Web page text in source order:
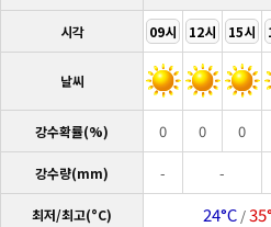
시각 09시 12시 15시
날씨
강수확률(%) 0 0 0
강수량(mm) - -
최저/최고(°C) 24°C/